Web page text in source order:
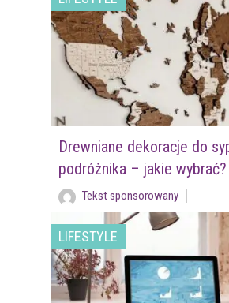
Drewniane dekoracje do
podróżnika – jakie wybrać?
Tekst sponsorowany
LIFESTYLE